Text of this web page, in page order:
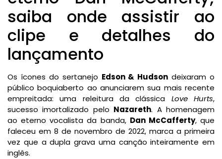
saiba onde assistir ao
clipe e detalhes do
lançamento
Os ícones do sertanejo Edson & Hudson deixaram o
público boquiaberto ao anunciarem sua mais recente
empreitada: uma releitura da clássica Love Hurts,
sucesso imortalizado pelo Nazareth. A homenagem
ao eterno vocalista da banda, Dan McCafferty, que
faleceu em 8 de novembro de 2022, marca a primeira
vez que a dupla grava uma canção inteiramente em
inglês.